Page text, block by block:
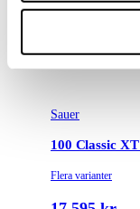
Sauer
100 Classic
Flera varianter